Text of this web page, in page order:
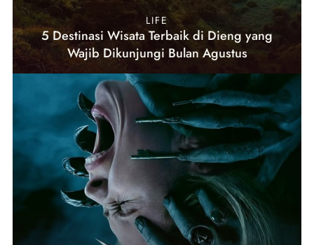
LIFE
5 Destinasi Wisata Terbaik di Dieng yang
Wajib Dikunjungi Bulan Agustus